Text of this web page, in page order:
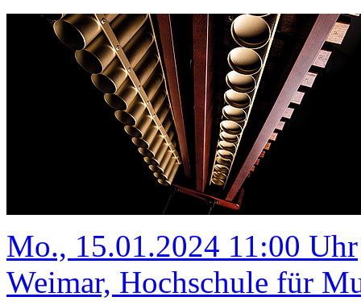
Mo., 15.01.2024 11:00 Uhr
Weimar, Hochschule für